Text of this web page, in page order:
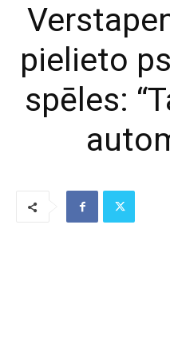
pielieto
spēles: